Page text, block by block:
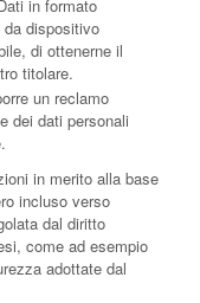
in formato
dispositivo
di ottenerne il
titolare.
un reclamo
dei dati personali
in merito alla base
incluso verso
dal diritto
come ad esempio
adottate dal